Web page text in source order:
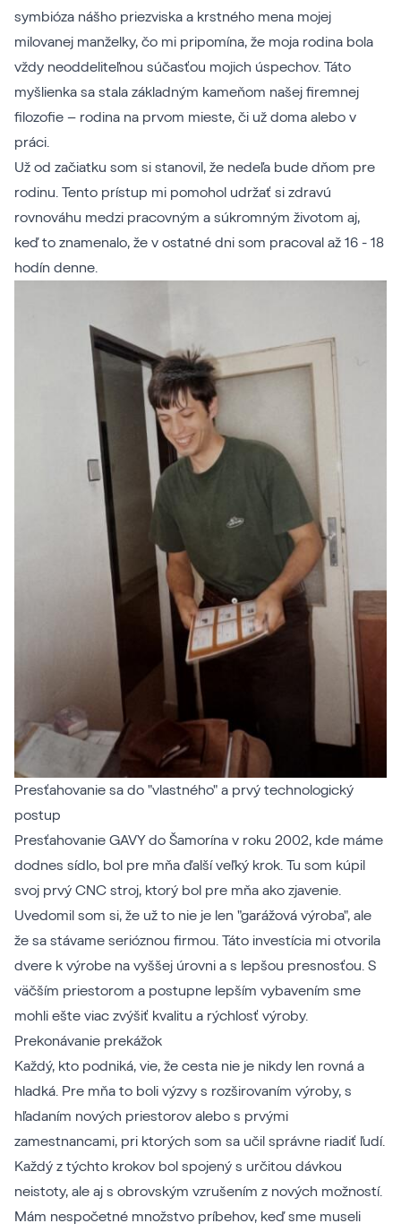
symbióza nášho priezviska a krstného mena mojej
milovanej manželky, čo mi pripomína, že moja rodina bola
vždy neoddeliteľnou súčasťou mojich úspechov. Táto
myšlienka sa stala základným kameňom našej firemnej
filozofie – rodina na prvom mieste, či už doma alebo v
práci.
Už od začiatku som si stanovil, že nedeľa bude dňom pre
rodinu. Tento prístup mi pomohol udržať si zdravú
rovnováhu medzi pracovným a súkromným životom aj,
keď to znamenalo, že v ostatné dni som pracoval až 16 - 18
hodín denne.
Presťahovanie sa do "vlastného" a prvý technologický
postup
Presťahovanie GAVY do Šamorína v roku 2002, kde máme
dodnes sídlo, bol pre mňa ďalší veľký krok. Tu som kúpil
svoj prvý CNC stroj, ktorý bol pre mňa ako zjavenie.
Uvedomil som si, že už to nie je len "garážová výroba", ale
že sa stávame serióznou firmou. Táto investícia mi otvorila
dvere k výrobe na vyššej úrovni a s lepšou presnosťou. S
väčším priestorom a postupne lepším vybavením sme
mohli ešte viac zvýšiť kvalitu a rýchlosť výroby.
Prekonávanie prekážok
Každý, kto podniká, vie, že cesta nie je nikdy len rovná a
hladká. Pre mňa to boli výzvy s rozširovaním výroby, s
hľadaním nových priestorov alebo s prvými
zamestnancami, pri ktorých som sa učil správne riadiť ľudí.
Každý z týchto krokov bol spojený s určitou dávkou
neistoty, ale aj s obrovským vzrušením z nových možností.
Mám nespočetné množstvo príbehov, keď sme museli